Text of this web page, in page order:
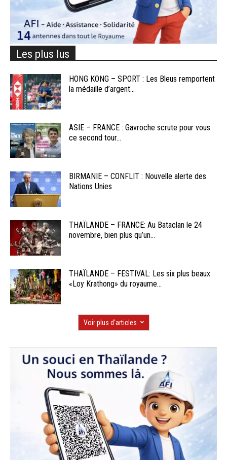
Les plus lus
HONG KONG – SPORT : Les Bleus remportent
la médaille d’argent...
ASIE – FRANCE : Gavroche scrute pour vous
ce second tour...
BIRMANIE – CONFLIT : Nouvelle alerte des
Nations Unies
THAÏLANDE – FRANCE: Au Bataclan le 24
novembre, bien plus qu’un...
THAÏLANDE – FESTIVAL: Les six plus beaux
«Loy Krathong» du royaume...
Voir plus d'articles